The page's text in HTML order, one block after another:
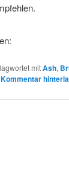
mitAsh,
Kommentar